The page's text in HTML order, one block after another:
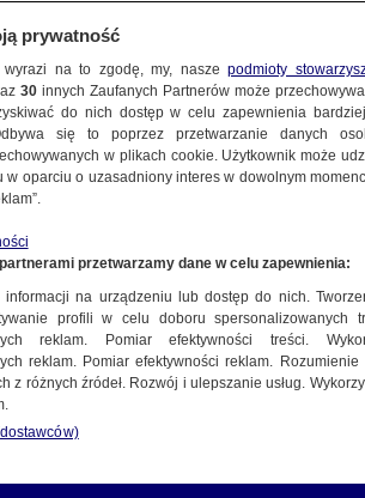
artykułu
AI
prywatność
wyrazi na to zgodę, my, naszepodmioty
30 innych Zaufanych Partnerów może
do nich dostęp w celu zapewnienia
się to poprzez przetwarzanie danych
w plikach cookie. Użytkownik może
w oparciu o uzasadniony interes w dowolnym
przetwarzamy dane w celu zapewnienia:
informacji na urządzeniu lub dostęp do nich.
profili w celu doboru spersonalizowanych
reklam. Pomiar efektywności treści.
reklam. Pomiar efektywności reklam.
z różnych źródeł. Rozwój i ulepszanie usług.